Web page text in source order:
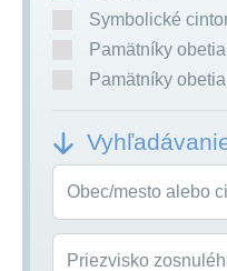
Symbolické
Pamätníky
Pamätníky
Obec/mesto alebo
Priezvisko